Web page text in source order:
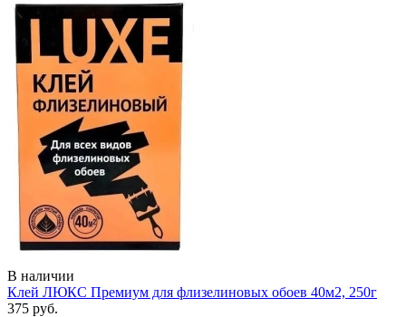
В наличии
Клей ЛЮКС Премиум для флизелиновых обоев 40м2, 250г
375 руб.